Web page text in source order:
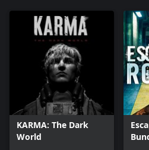
KARMA: The Dark
World